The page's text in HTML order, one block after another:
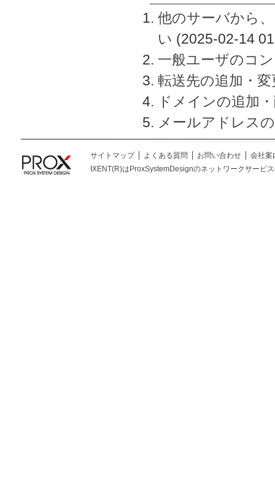
他のサーバから
い (2025-02-14
一般ユーザのコ
転送先の追加・
ドメインの追加
メールアドレス
サイトマップ よくある質問 お問い合わせ
会社案
IXENT(R)はProxSystemDesignのネットワークサービ